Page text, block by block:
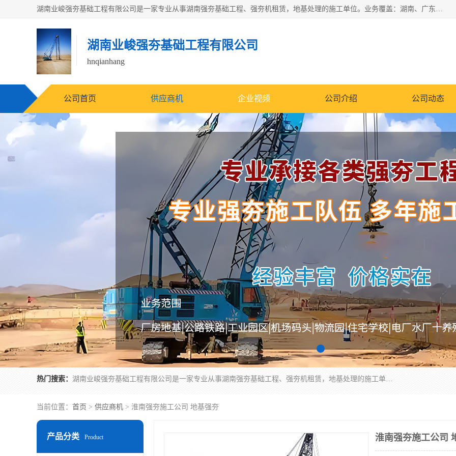
湖南业峻强夯基础工程有限公司是一家专业从事湖南强夯基础工程、强夯机租赁，地基处理的施工单位。业务覆盖：湖南、广东，江西等地。可承接1000KN.m-25000KN.m强夯（置换）工程。公司创始人是国内较早期从事强夯施工的建设者，经过多年的一步一个脚印的发展，在行业内具有较高的度和良好的口碑。
湖南业峻强夯基础工程有限公司
hnqianhang
公司首页 供应商机 企业视频 公司介绍 公司动态
热门搜索： 湖南业峻强夯基础工程有限公司是一家专业从事湖南强夯基础工程、强夯机租赁，地基处理的施工单位。业务覆盖：湖南、广东，江西等地。可承接1000KN.m-25000KN.m强夯（置换）工程。公司创始人是国内较早期从事强夯施工的建设者，经过多年的一步一个脚印的发展，在行业内具有较高的度和良好的口碑。
当前位置： 首页 > 供应商机 > 淮南强夯施工公司 地基强夯
产品分类 Product 淮南强夯施工公司